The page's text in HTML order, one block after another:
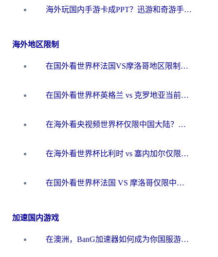
海外玩国内手游卡成PPT？迅游和奇游手游哪个好？一篇讲透回国加速器怎么选
海外地区限制
在国外看世界杯法国VS摩洛哥地区限制？这篇指南让你流畅看中文解说无压力
在国外看世界杯英格兰 vs 克罗地亚当前地区不可播放？这篇指南帮你搞定所有海外观赛难题
在海外看央视频世界杯仅限中国大陆？这篇指南帮你解锁中文解说+无卡顿直播
在海外看世界杯比利时 vs 塞内加尔仅限中国大陆？我找到了最流畅的中文解说之路
在国外看世界杯法国 VS 摩洛哥仅限中国大陆？海外党这样看中文解说赛事不卡顿
加速国内游戏
在澳洲，BanG加速器如何成为你国服游戏的“时光机”？